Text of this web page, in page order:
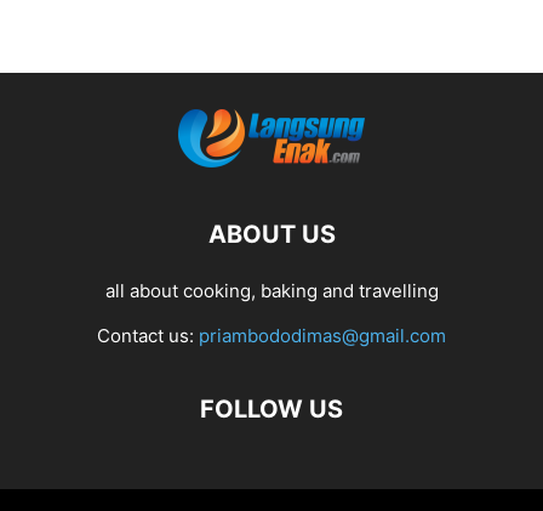
ABOUT US
all about cooking, baking and travelling
Contact us: priambododimas@gmail.com
FOLLOW US